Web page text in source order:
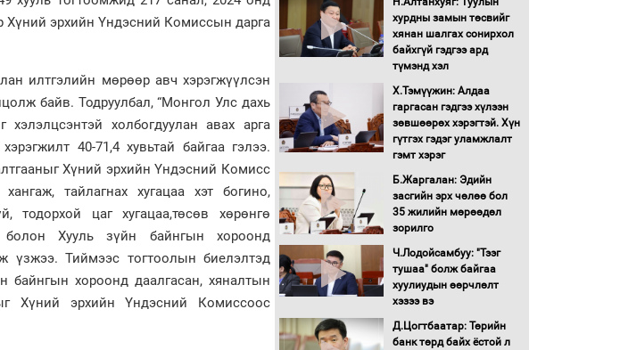
Хүний эрхийн Үндэсний Комиссын дарга
илтгэлийн мөрөөр авч хэрэгжүүлсэн
байв. Тодруулбал, “Монгол Улс дахь
холбогдуулан авах арга
40-71,4 хувьтай байгаа гэлээ.
Хүний эрхийн Үндэсний Комисс
тайлагнах хугацаа хэт богино,
тодорхой цаг хугацаа,төсөв хөрөнгө
болон Хууль зүйн байнгын хороонд
үзжээ. Тиймээс тогтоолын биелэлтэд
байнгын хороонд даалгасан, хяналтын
Хүний эрхийн Үндэсний Комиссоос
асуудлыг цэгцлэх
чиглэлээр
Монголбанкны
удирдлагад 30 хоногийн
Ерөнхий сайд Н.Учрал
олимпиадын хүрээнд
гарсан зардлыг
шийдвэрлэж өгөхөөр
Энэ намар 1-6 дугаар
ангийн хүүхдүүдэд
сургуулийн автобус
Аймгуудад баригдаж
буй ДЦС-ын төслийг
үргэлжүүлэх чиглэл
Улсын хэмжээнд АИ-92
хурдны замын төсвийг
хянан шалгах сонирхол
байхгүй гэдгээ ард
түмэнд хэл
Х.Тэмүүжин: Алдаа
гаргасан гэдгээ хүлээн
зөвшөөрөх хэрэгтэй. Хүн
гүтгэх гэдэг уламжлалт
гэмт хэрэг
Б.Жаргалан: Эдийн
засгийн эрх чөлөө бол
35 жилийн мөрөөдөл
зорилго
Ч.Лодойсамбуу: "Тээг
тушаа" болж байгаа
хуулиудын өөрчлөлт
хэзээ вэ
Д.Цогтбаатар: Төрийн
банк төрд байх ёстой л